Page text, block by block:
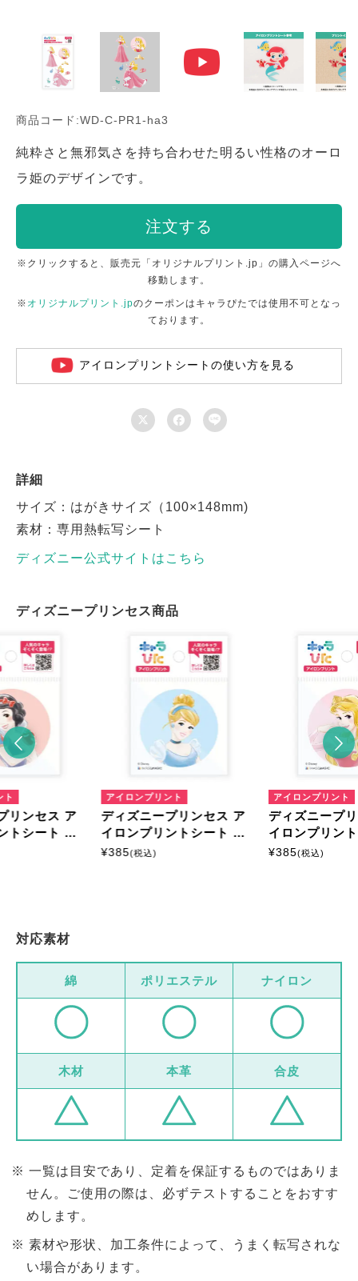
商品コード:WD-C-PR1-ha3
純粋さと無邪気さを持ち合わせた明るい性格のオーロ
ラ姫のデザインです。
注文する
※クリックすると、販売元「オリジナルプリント.jp」の購入ページへ
移動します。
※ オリジナルプリント.jpのクーポンはキャラぴたでは使用不可となっ
ております。
アイロンプリントシートの使い方を見る
  
詳細
サイズ：はがきサイズ（100×148mm)
素材：専用熱転写シート
ディズニー公式サイトはこちら
ディズニープリンセス商品
ト
リンセス ア
トシート ミ
アイロンプリント
ディズニープリンセス ア
イロンプリントシート ミ
ニサイズ
¥385(税込)
アイロンプリント
ディズニープ
イロンプリン
ニサイズ
¥385(税込)
対応素材
綿 ポリエステル ナイロン
木材 本革 合皮
一覧は目安であり、定着を保証するものではありま
せん。ご使用の際は、必ずテストすることをおすす
めします。
素材や形状、加工条件によって、うまく転写されな
い場合があります。